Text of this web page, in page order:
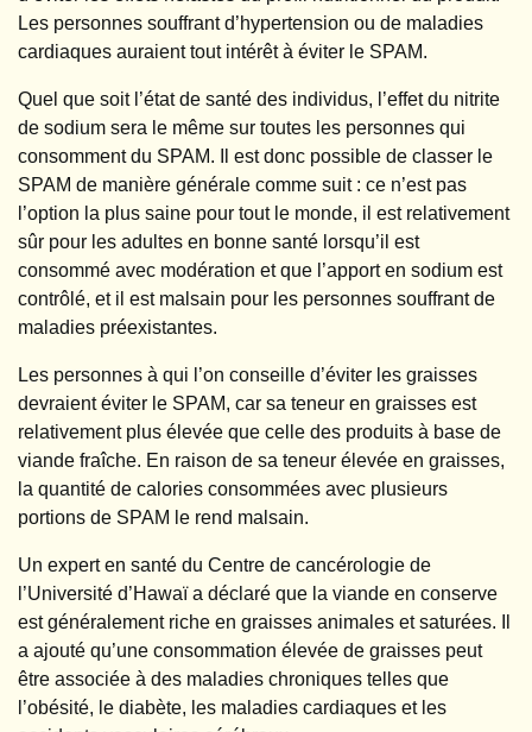
Les personnes souffrant d’hypertension ou de maladies
cardiaques auraient tout intérêt à éviter le SPAM.
Quel que soit l’état de santé des individus, l’effet du nitrite
de sodium sera le même sur toutes les personnes qui
consomment du SPAM. Il est donc possible de classer le
SPAM de manière générale comme suit : ce n’est pas
l’option la plus saine pour tout le monde, il est relativement
sûr pour les adultes en bonne santé lorsqu’il est
consommé avec modération et que l’apport en sodium est
contrôlé, et il est malsain pour les personnes souffrant de
maladies préexistantes.
Les personnes à qui l’on conseille d’éviter les graisses
devraient éviter le SPAM, car sa teneur en graisses est
relativement plus élevée que celle des produits à base de
viande fraîche. En raison de sa teneur élevée en graisses,
la quantité de calories consommées avec plusieurs
portions de SPAM le rend malsain.
Un expert en santé du Centre de cancérologie de
l’Université d’Hawaï a déclaré que la viande en conserve
est généralement riche en graisses animales et saturées. Il
a ajouté qu’une consommation élevée de graisses peut
être associée à des maladies chroniques telles que
l’obésité, le diabète, les maladies cardiaques et les